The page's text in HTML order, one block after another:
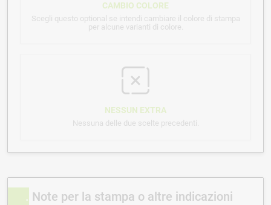
CAMBIO COLORE
Scegli questo optional se intendi cambiare il colore di stampa
per alcune varianti di colore.
NESSUN EXTRA
Nessuna delle due scelte precedenti.
Note per la stampa o altre indicazioni